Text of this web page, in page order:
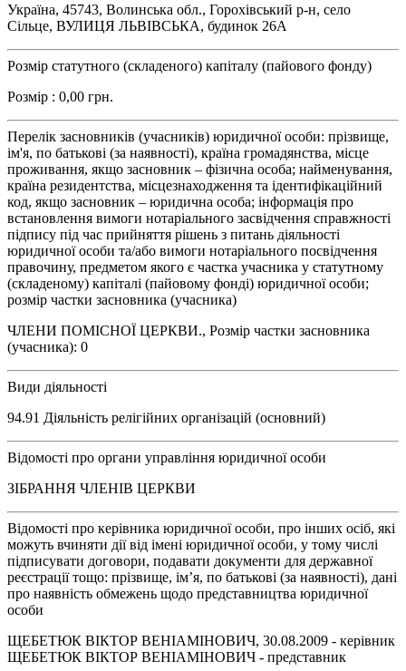
Україна, 45743, Волинська обл., Горохівський р-н, село
Сільце, ВУЛИЦЯ ЛЬВІВСЬКА, будинок 26А
Розмір статутного (складеного) капіталу (пайового фонду)
Розмір : 0,00 грн.
Перелік засновників (учасників) юридичної особи: прізвище,
ім'я, по батькові (за наявності), країна громадянства, місце
проживання, якщо засновник – фізична особа; найменування,
країна резидентства, місцезнаходження та ідентифікаційний
код, якщо засновник – юридична особа; інформація про
встановлення вимоги нотаріального засвідчення справжності
підпису під час прийняття рішень з питань діяльності
юридичної особи та/або вимоги нотаріального посвідчення
правочину, предметом якого є частка учасника у статутному
(складеному) капіталі (пайовому фонді) юридичної особи;
розмір частки засновника (учасника)
ЧЛЕНИ ПОМІСНОЇ ЦЕРКВИ., Розмір частки засновника
(учасника): 0
Види діяльності
94.91 Діяльність релігійних організацій (основний)
Відомості про органи управління юридичної особи
ЗІБРАННЯ ЧЛЕНІВ ЦЕРКВИ
Відомості про керівника юридичної особи, про інших осіб, які
можуть вчиняти дії від імені юридичної особи, у тому числі
підписувати договори, подавати документи для державної
реєстрації тощо: прізвище, ім’я, по батькові (за наявності), дані
про наявність обмежень щодо представництва юридичної
особи
ЩЕБЕТЮК ВІКТОР ВЕНІАМІНОВИЧ, 30.08.2009 - керівник
ЩЕБЕТЮК ВІКТОР ВЕНІАМІНОВИЧ - представник